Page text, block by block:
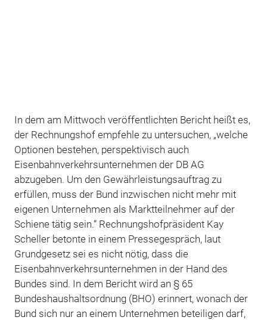
In dem am Mittwoch veröffentlichten Bericht heißt es,
der Rechnungshof empfehle zu untersuchen, „welche
Optionen bestehen, perspektivisch auch
Eisenbahnverkehrsunternehmen der DB AG
abzugeben. Um den Gewährleistungsauftrag zu
erfüllen, muss der Bund inzwischen nicht mehr mit
eigenen Unternehmen als Marktteilnehmer auf der
Schiene tätig sein.“ Rechnungshofpräsident Kay
Scheller betonte in einem Pressegespräch, laut
Grundgesetz sei es nicht nötig, dass die
Eisenbahnverkehrsunternehmen in der Hand des
Bundes sind. In dem Bericht wird an § 65
Bundeshaushaltsordnung (BHO) erinnert, wonach der
Bund sich nur an einem Unternehmen beteiligen darf,